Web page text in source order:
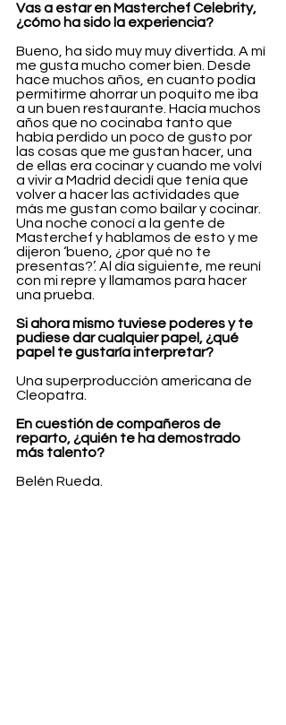
Vas a estar en Masterchef Celebrity,
¿cómo ha sido la experiencia?
Bueno, ha sido muy muy divertida. A mí
me gusta mucho comer bien. Desde
hace muchos años, en cuanto podía
permitirme ahorrar un poquito me iba
a un buen restaurante. Hacía muchos
años que no cocinaba tanto que
había perdido un poco de gusto por
las cosas que me gustan hacer, una
de ellas era cocinar y cuando me volví
a vivir a Madrid decidí que tenía que
volver a hacer las actividades que
más me gustan como bailar y cocinar.
Una noche conocí a la gente de
Masterchef y hablamos de esto y me
dijeron ‘bueno, ¿por qué no te
presentas?’. Al día siguiente, me reuní
con mi repre y llamamos para hacer
una prueba.
Si ahora mismo tuviese poderes y te
pudiese dar cualquier papel, ¿qué
papel te gustaría interpretar?
Una superproducción americana de
Cleopatra.
En cuestión de compañeros de
reparto, ¿quién te ha demostrado
más talento?
Belén Rueda.